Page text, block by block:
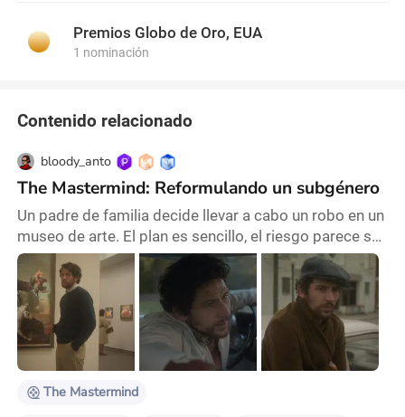
Premios Globo de Oro, EUA
1 nominación
Contenido relacionado
bloody_anto
The Mastermind: Reformulando un subgénero
Un padre de familia decide llevar a cabo un robo en un
museo de arte. El plan es sencillo, el riesgo parece ser
mínimo; ¿Qué podría salir mal? Kelly Reichardt se
adentra de lleno en el territorio de las heist movies,
género inusual teniendo en cuenta su filmografía, pero
que termina resultando un gran acierto por parte de la
cineasta estadounidense. En la otoñal y abúlica
Massachusetts de comienzo
The Mastermind